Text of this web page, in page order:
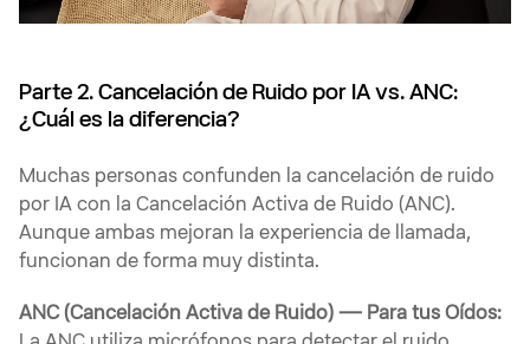
Parte 2. Cancelación de Ruido por IA vs. ANC:
¿Cuál es la diferencia?
Muchas personas confunden la cancelación de ruido
por IA con la Cancelación Activa de Ruido (ANC).
Aunque ambas mejoran la experiencia de llamada,
funcionan de forma muy distinta.
ANC (Cancelación Activa de Ruido) — Para tus Oídos: